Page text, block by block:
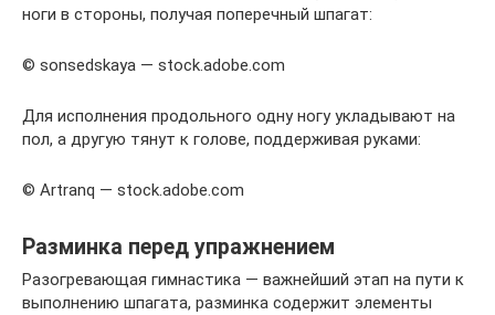
ноги в стороны, получая поперечный шпагат:
© sonsedskaya — stock.adobe.com
Для исполнения продольного одну ногу укладывают на
пол, а другую тянут к голове, поддерживая руками:
© Аrtranq — stock.adobe.com
Разминка перед упражнением
Разогревающая гимнастика — важнейший этап на пути к
выполнению шпагата, разминка содержит элементы